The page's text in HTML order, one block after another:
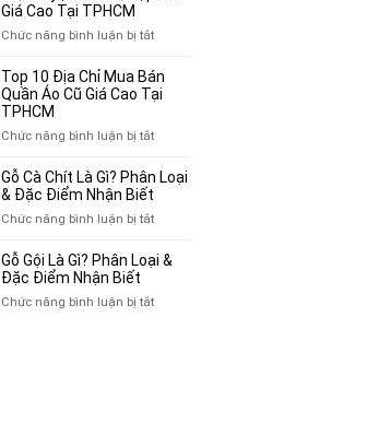
Xe
Ba
Cũ,
Lôi
Cũ
Tại
Giá Cao Tại TPHCM
Chức năng bình luận bị tắtở
10
Chỗ
Truyện
Tranh,
Tạp
Giá
Tại
Top 10 Địa Chỉ Mua Bán
Quần Áo Cũ Giá Cao Tại
TPHCM
Chức năng bình luận bị tắtở
10
Địa
Mua
Quần
Cũ
Gỗ Cà Chít Là Gì? Phân Loại
& Đặc Điểm Nhận Biết
Chức năng bình luận bị tắtở
Cà
Gì?
Gỗ Gội Là Gì? Phân Loại &
Đặc Điểm Nhận Biết
Chức năng bình luận bị tắtở